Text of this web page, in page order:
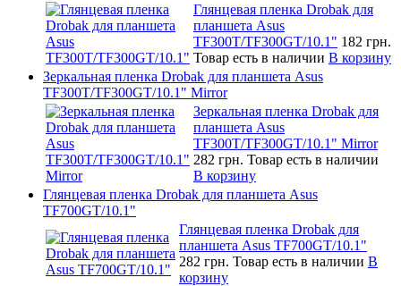
Глянцевая пленка Drobak для
планшета Asus
TF300T/TF300GT/10.1" 182 грн.
Товар есть в наличии В корзину
Зеркальная пленка Drobak для планшета Asus
TF300T/TF300GT/10.1" Mirror
Зеркальная пленка Drobak для
планшета Asus
TF300T/TF300GT/10.1" Mirror
282 грн. Товар есть в наличии
В корзину
Глянцевая пленка Drobak для планшета Asus
TF700GT/10.1"
Глянцевая пленка Drobak для
планшета Asus TF700GT/10.1"
282 грн. Товар есть в наличии В
корзину